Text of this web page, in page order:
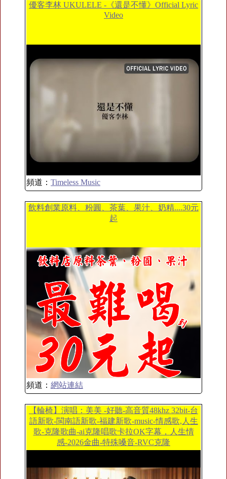
優客李林 UKULELE -《還是不懂》Official Lyric
Video
頻道： Timeless Music
飲料創業原料、粉圓、茶葉、果汁、奶精....30元
起
頻道： 網站連結
【輪椅】演唱：美美 -好聽-高音質48khz 32bit-台
語新歌-閩南語新歌-福建新歌-music-情感歌,人生
歌-克隆歌曲-ai克隆唱歌卡拉OK字幕，人生情
感-2026金曲-特殊嗓音-RVC克隆